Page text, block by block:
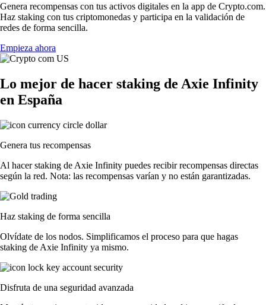
Genera recompensas con tus activos digitales en la app de Crypto.com.
Haz staking con tus criptomonedas y participa en la validación de
redes de forma sencilla.
Empieza ahora
Lo mejor de hacer staking de Axie Infinity
en España
Genera tus recompensas
Al hacer staking de Axie Infinity puedes recibir recompensas directas
según la red. Nota: las recompensas varían y no están garantizadas.
Haz staking de forma sencilla
Olvídate de los nodos. Simplificamos el proceso para que hagas
staking de Axie Infinity ya mismo.
Disfruta de una seguridad avanzada